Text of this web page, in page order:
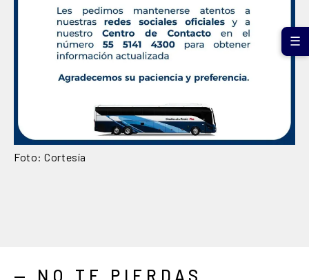
Foto: Cortesía
— NO TE PIERDAS
☰